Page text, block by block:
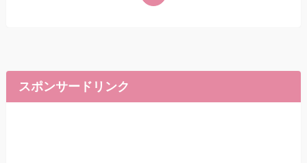
スポンサードリンク